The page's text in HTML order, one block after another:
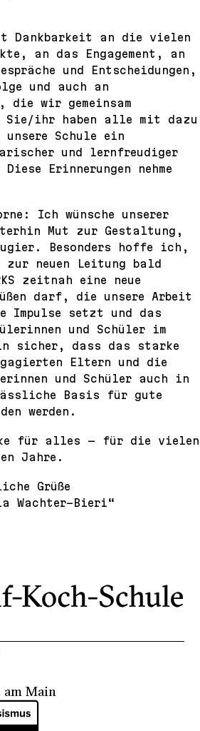
Dankbarkeit an die vielen
an das Engagement, an
und Entscheidungen,
und auch an
die wir gemeinsam
Sie/ihr haben alle mit dazu
Schule ein
und lernfreudiger
Erinnerungen nehme
Ich wünsche unserer
Mut zur Gestaltung,
Besonders hoffe ich,
zur neuen Leitung bald
zeitnah eine neue
darf, die unsere Arbeit
setzt und das
und Schüler im
sicher, dass das starke
Eltern und die
und Schüler auch in
Basis für gute
werden.
für alles — für die vielen
Jahre.
Grüße
Wachter-Bieri“
am Main